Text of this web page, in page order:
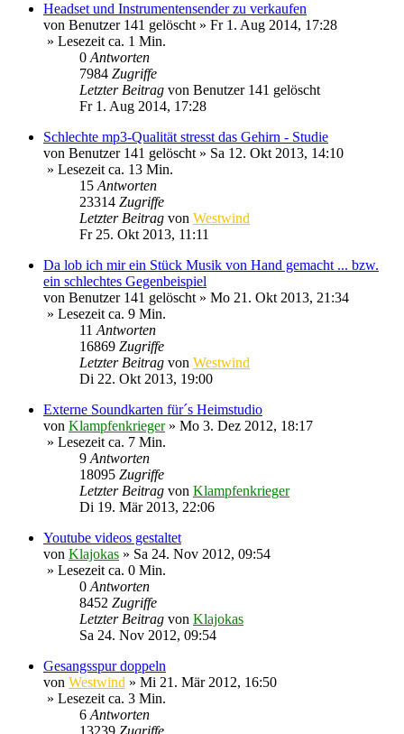
Headset und Instrumentensender zu verkaufen
von Benutzer 141 gelöscht» Fr 1. Aug 2014, 17:28
» Lesezeit ca. 1 Min.
0Antworten
7984 Zugriffe
Letzter Beitrag von Benutzer 141 gelöscht
Fr 1. Aug 2014, 17:28
Schlechte mp3-Qualität stresst das Gehirn - Studie
von Benutzer 141 gelöscht» Sa 12. Okt 2013, 14:10
» Lesezeit ca. 13 Min.
15Antworten
23314 Zugriffe
Letzter Beitrag von Westwind
Fr 25. Okt 2013, 11:11
Da lob ich mir ein Stück Musik von Hand gemacht ... bzw.
ein schlechtes Gegenbeispiel
von Benutzer 141 gelöscht» Mo 21. Okt 2013, 21:34
» Lesezeit ca. 9 Min.
11Antworten
16869 Zugriffe
Letzter Beitrag von Westwind
Di 22. Okt 2013, 19:00
Externe Soundkarten für´s Heimstudio
von Klampfenkrieger» Mo 3. Dez 2012, 18:17
» Lesezeit ca. 7 Min.
9Antworten
18095 Zugriffe
Letzter Beitrag von Klampfenkrieger
Di 19. Mär 2013, 22:06
Youtube videos gestaltet
von Klajokas » Sa 24. Nov 2012, 09:54
» Lesezeit ca. 0 Min.
0Antworten
8452 Zugriffe
Letzter Beitrag von Klajokas
Sa 24. Nov 2012, 09:54
Gesangsspur doppeln
von Westwind » Mi 21. Mär 2012, 16:50
» Lesezeit ca. 3 Min.
6Antworten